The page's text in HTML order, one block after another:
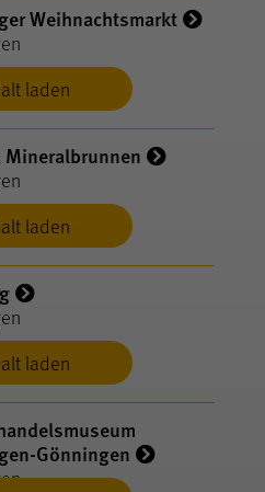
laden
Weihnachtsmarkt
laden
Mineralbrunnen
laden
Gönningen